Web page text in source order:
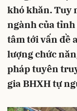
khó khăn. Tuy
ngành của tỉnh
tâm tới vấn đề
lượng chức
pháp tuyên
gia BHXH tự